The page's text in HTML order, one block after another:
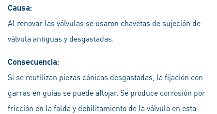
Causa:
Al renovar las válvulas se usaron chavetas de sujeción de
válvula antiguas y desgastadas.
Consecuencia:
Si se reutilizan piezas cónicas desgastadas, la fijación con
garras en guías se puede aflojar. Se produce corrosión por
fricción en la falda y debilitamiento de la válvula en esta